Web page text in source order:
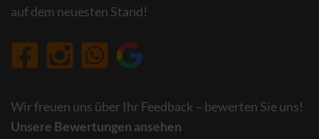
auf dem neuesten Stand!
Wir freuen uns über Ihr Feedback – bewerten Sie uns!
Unsere Bewertungen ansehen